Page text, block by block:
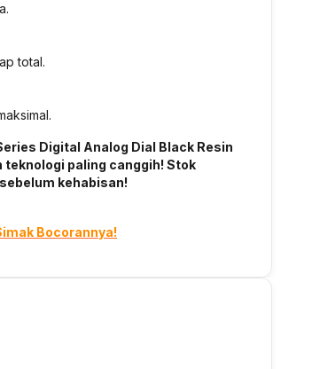
total.
Digital Analog Dial Black Resin
teknologi paling canggih! Stok
kehabisan!
Bocorannya!